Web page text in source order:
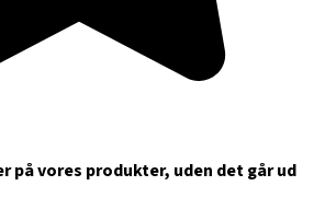
på vores produkter, uden det går ud